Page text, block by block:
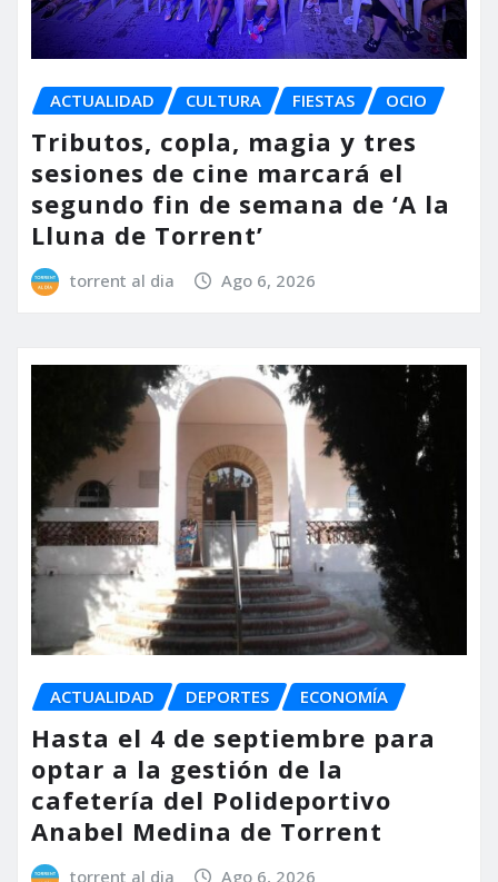
ACTUALIDAD CULTURA FIESTAS OCIO
Tributos, copla, magia y tres
sesiones de cine marcará el
segundo fin de semana de ‘A la
Lluna de Torrent’
torrent al dia Ago 6, 2026
ACTUALIDAD DEPORTES ECONOMÍA
Hasta el 4 de septiembre para
optar a la gestión de la
cafetería del Polideportivo
Anabel Medina de Torrent
torrent al dia Ago 6, 2026